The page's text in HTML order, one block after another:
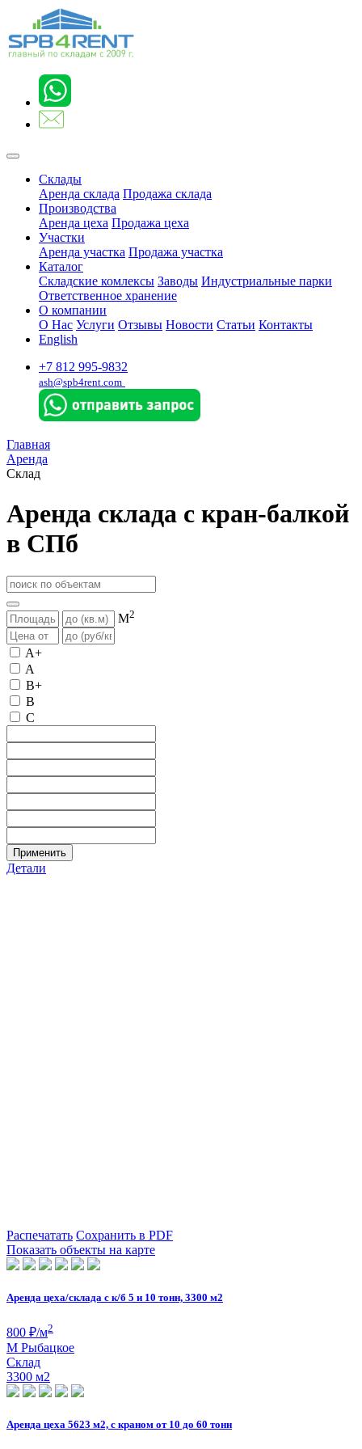
Склады
Аренда склада Продажа склада
Производства
Аренда цеха Продажа цеха
Участки
Аренда участка Продажа участка
Каталог
Складские комлексы Заводы Индустриальные парки
Ответственное хранение
О компании
О Нас Услуги Отзывы Новости Статьи Контакты
English
+7 812 995-9832
ash@spb4rent.com
Главная
Аренда
Склад
Аренда склада с кран-балкой
в СПб
М2
A+
A
B+
B
C
Применить
Детали
Распечатать Сохранить в PDF
Показать объекты на карте
Аренда цеха/склада с к/б 5 и 10 тонн, 3300 м2
800 ₽/м2
М Рыбацкое
Склад
3300 м2
Аренда цеха 5623 м2, с краном от 10 до 60 тонн